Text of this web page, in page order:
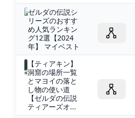
ゼルダの伝説シ
リーズのおすす
め人気ランキン
グ12選【2024
年】 マイベスト
【ティアキン】
洞窟の場所一覧
とマヨイの落と
し物の使い道
【ゼルダの伝説
ティアーズオ...